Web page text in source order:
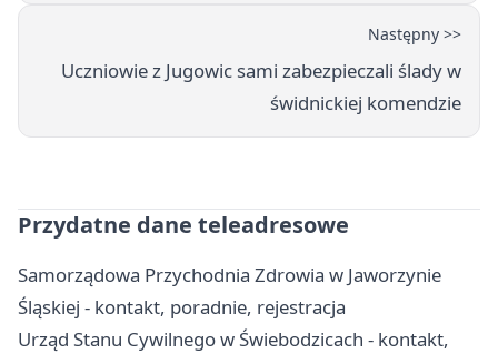
Następny >>
Uczniowie z Jugowic sami zabezpieczali ślady w
świdnickiej komendzie
Przydatne dane teleadresowe
Samorządowa Przychodnia Zdrowia w Jaworzynie
Śląskiej - kontakt, poradnie, rejestracja
Urząd Stanu Cywilnego w Świebodzicach - kontakt,